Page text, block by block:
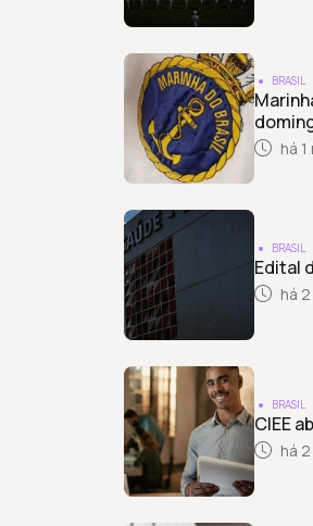
BRASIL
há
BRASIL
Edital
há
BRASIL
CIEE
há